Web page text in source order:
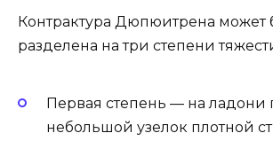
Контрактура Дюпюитрена может
разделена на три степени
Первая степень — на ладони
небольшой узелок плотной